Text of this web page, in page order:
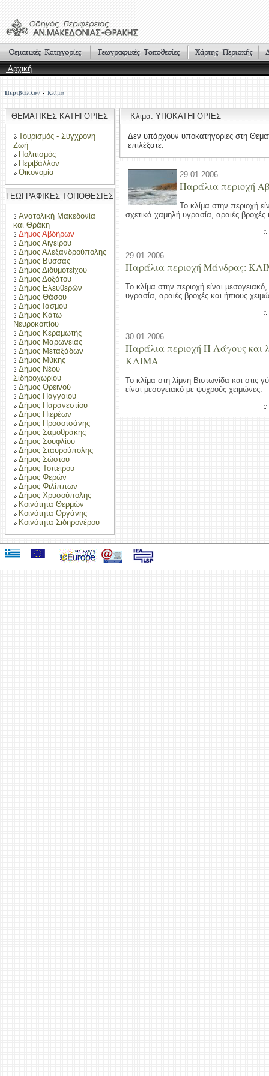
Αρχική
Περιβάλλον Κλίμα
ΘΕΜΑΤΙΚΕΣ ΚΑΤΗΓΟΡΙΕΣ
Τουρισμός - Σύγχρονη
Ζωή
Πολιτισμός
Περιβάλλον
Οικονομία
ΓΕΩΓΡΑΦΙΚΕΣ ΤΟΠΟΘΕΣΙΕΣ
Ανατολική Μακεδονία
και Θράκη
Δήμος Αβδήρων
Δήμος Αιγείρου
Δήμος Αλεξανδρούπολης
Δήμος Βύσσας
Δήμος Διδυμοτείχου
Δήμος Δοξάτου
Δήμος Ελευθερών
Δήμος Θάσου
Δήμος Ιάσμου
Δήμος Κάτω
Νευροκοπίου
Δήμος Κεραμωτής
Δήμος Μαρωνείας
Δήμος Μεταξάδων
Δήμος Μύκης
Δήμος Νέου
Σιδηροχωρίου
Δήμος Ορεινού
Δήμος Παγγαίου
Δήμος Παρανεστίου
Δήμος Πιερέων
Δήμος Προσοτσάνης
Δήμος Σαμοθράκης
Δήμος Σουφλίου
Δήμος Σταυρούπολης
Δήμος Σώστου
Δήμος Τοπείρου
Δήμος Φερών
Δήμος Φιλίππων
Δήμος Χρυσούπολης
Κοινότητα Θερμών
Κοινότητα Οργάνης
Κοινότητα Σιδηρονέρου
Κλίμα: ΥΠΟΚΑΤΗΓΟΡΙΕΣ
Δεν υπάρχουν υποκατηγορίες στη
επιλέξατε.
29-01-2006
Παράλια περιοχή
Το κλίμα στην περιοχή
σχετικά χαμηλή υγρασία, αραιές βροχές
29-01-2006
Παράλια περιοχή Μάνδρας:
Το κλίμα στην περιοχή είναι
υγρασία, αραιές βροχές και ήπιους
30-01-2006
Παράλια περιοχή Π Λάγους και
ΚΛΙΜΑ
Το κλίμα στη λίμνη Βιστωνίδα και στις
είναι μεσογειακό με ψυχρούς χειμώνες.